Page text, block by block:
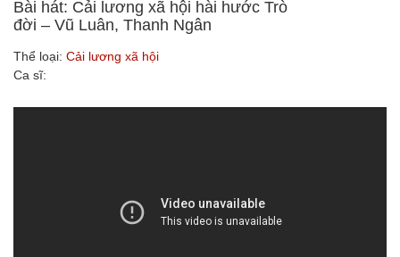
Bài hát: Cải lương xã hội hài hước Trò
đời – Vũ Luân, Thanh Ngân
Thể loại: Cải lương xã hội
Ca sĩ: